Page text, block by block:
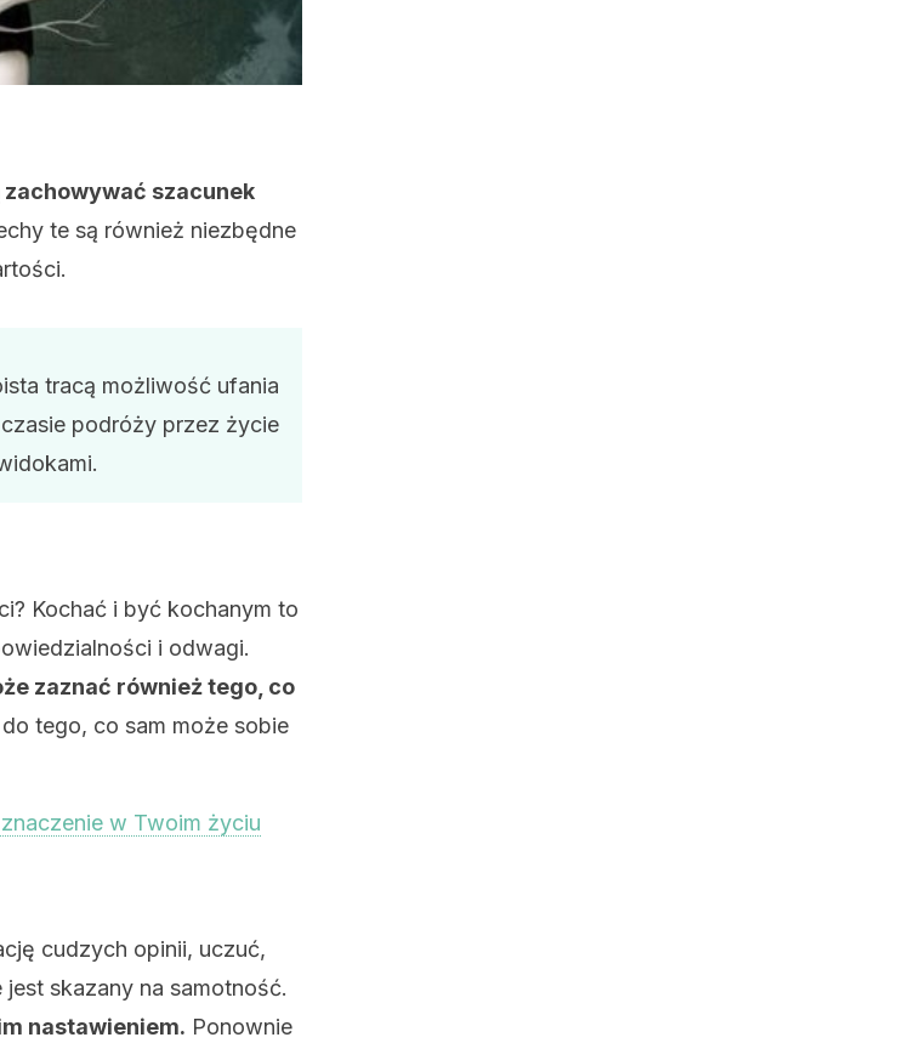
szacunek
te są również niezbędne
tracą możliwość ufania
podróży przez życie
Kochać i być kochanym to
i odwagi.
zaznać również tego, co
tego, co sam może sobie
w Twoim życiu
cudzych opinii, uczuć,
skazany na samotność.
nastawieniem. Ponownie